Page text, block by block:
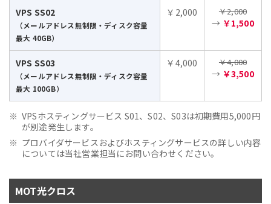
VPS SS02
（メールアドレス無制限・ディスク容量
最大 40GB）
￥2,000 ￥2,000
→ ￥1,500
VPS SS03
（メールアドレス無制限・ディスク容量
最大 100GB）
￥4,000 ￥4,000
→ ￥3,500
VPSホスティングサービス S01、S02、S03は初期費用5,000円
が別途発生します。
プロバイダサービスおよびホスティングサービスの詳しい内容
については当社営業担当にお問い合わせください。
MOT光クロス